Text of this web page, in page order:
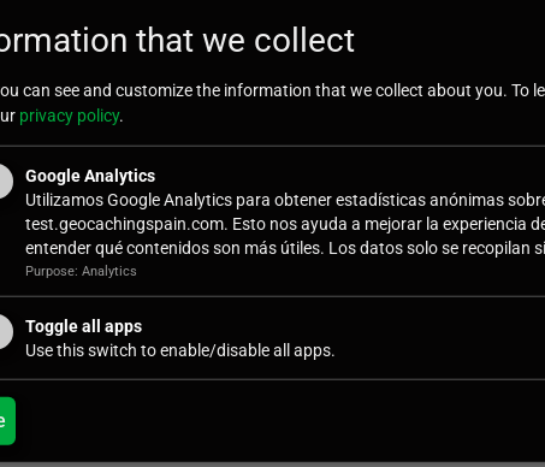
de GeocachingSpain en las Tuerces, y se puede decir que ha sido un
de lo que fue «La Cápsula
Leer más
2015
Artículos Eventos GS,Tuerces
Tuerces, un precioso lugar de la Montaña Palentina, declarado lugar de
naturales de Castilla y León. Y es que aunque este día
that we collect
can see and customize the information that we collect about you. To
privacy policy.
Google Analytics
Utilizamos Google Analytics para obtener estadísticas anónimas
test.geocachingspain.com. Esto nos ayuda a mejorar la experiencia
entender qué contenidos son más útiles. Los datos solo se recopilan
Purpose: Analytics
Toggle all apps
Use this switch to enable/disable all apps.